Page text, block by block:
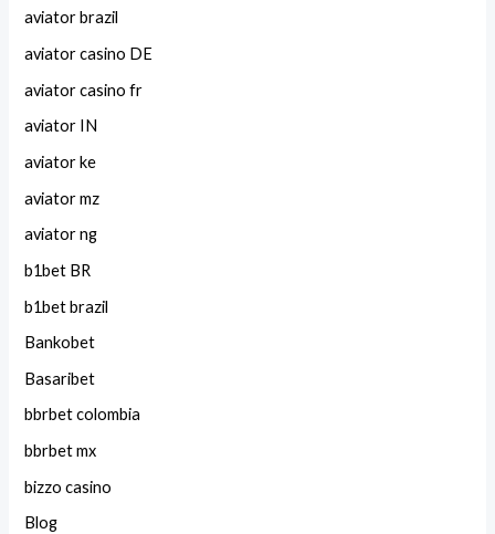
aviator brazil
aviator casino DE
aviator casino fr
aviator IN
aviator ke
aviator mz
aviator ng
b1bet BR
b1bet brazil
Bankobet
Basaribet
bbrbet colombia
bbrbet mx
bizzo casino
Blog